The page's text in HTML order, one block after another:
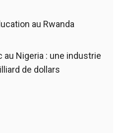
au Rwanda
au Nigeria : une industrie
de dollars